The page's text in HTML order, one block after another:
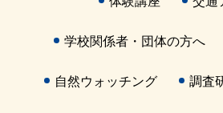
学校関係者・団体の方へ
自然ウォッチング 調査